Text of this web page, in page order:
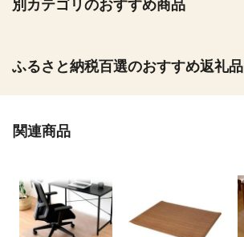
別カテゴリのおすすめ商品
ふるさと納税百選のおすすめ返礼品
関連商品